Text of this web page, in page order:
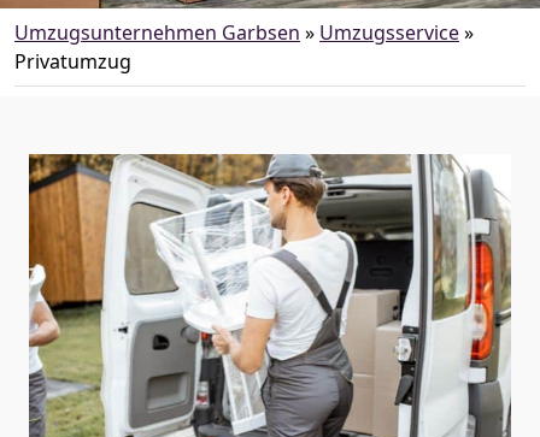
Umzugsunternehmen Garbsen » Umzugsservice»
Privatumzug